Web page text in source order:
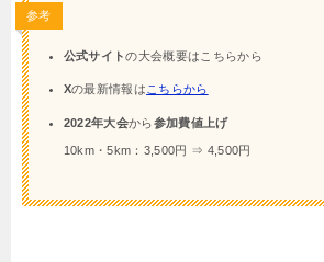
参考
公式サイトの大会概要はこちらから
Xの最新情報は こちらから
2022年大会から参加費値上げ
10km・5km：3,500円 ⇒ 4,500円